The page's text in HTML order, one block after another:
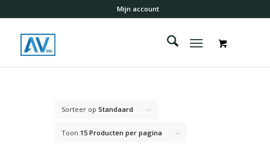
Mijn account
Sorteer op Standaard
Toon 15 Producten per pagina